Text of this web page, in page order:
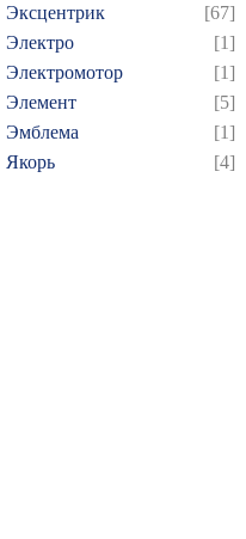
Эксцентрик
[67]
Электро
[1]
Электромотор
[1]
Элемент
[5]
Эмблема
[1]
Якорь
[4]